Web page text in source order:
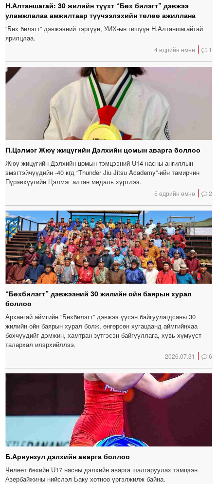
Н.Алтаншагай: 30 жилийн түүхт “Бөх билэгт” дэвжээ
уламжлалаа амжилтаар түүчээлэхийн төлөө ажиллана
“Бөх билэгт” дэвжээний тэргүүн, УИХ-ын гишүүн Н.Алтаншагайтай
ярилцлаа.
4 өдрийн өмнө 1
П.Цэлмэг Жюү жицүгийн Дэлхийн цомын аварга боллоо
Жюү жицүгийн Дэлхийн цомын тэмцээний U14 насны ангиллын
эмэгтэйчүүдийн -40 кгд “Thunder Jiu Jitsu Academy”-ийн тамирчин
Пүрэвхүүгийн Цэлмэг алтан медаль хүртлээ.
5 өдрийн өмнө 2
“Бөхбилэгт” дэвжээний 30 жилийн ойн баярын хурал
боллоо
Архангай аймгийн “Бөхбилэгт” дэвжээ үүсэн байгуулагдсаны 30
жилийн ойн баярын хурал болж, өнгөрсөн хугацаанд аймгийнхаа
бөхчүүдийг дэмжин, хамтран зүтгэсэн байгууллага, хувь хүмүүст
талархал илэрхийллээ.
2026.07.31 6
Б.Ариунзул дэлхийн аварга боллоо
Чөлөөт бөхийн U17 насны дэлхийн аварга шалгаруулах тэмцээн
Азербайжины нийслэл Баку хотноо үргэлжилж байна.